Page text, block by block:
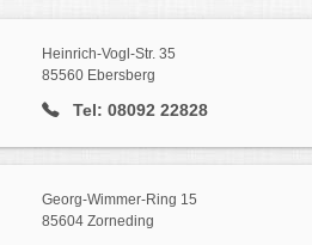
Heinrich-Vogl-Str. 35
85560 Ebersberg
Tel: 08092 22828
Georg-Wimmer-Ring 15
85604 Zorneding